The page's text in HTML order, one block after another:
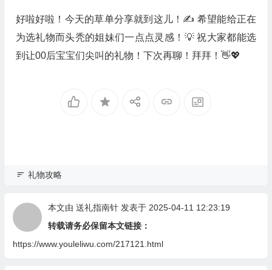
好啦好啦！今天的草单分享就到这儿！✍️ 希望能给正在
为选礼物而头秃的姐妹们一点点灵感！💡 祝大家都能选
到让00后宝宝们尖叫的礼物！下次再聊！拜拜！👋💖
礼物攻略
本文由 送礼指南针发表于 2025-04-11 12:23:19
转载请务必保留本文链接：
https://www.youleliwu.com/217121.html